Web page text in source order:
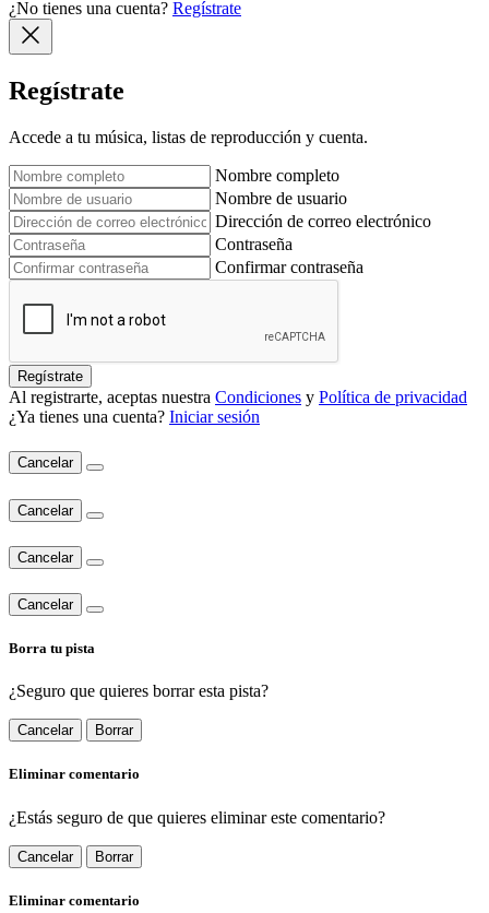
¿No tienes una cuenta? Regístrate
Regístrate
Accede a tu música, listas de reproducción y cuenta.
Nombre completo
Nombre de usuario
Dirección de correo electrónico
Contraseña
Confirmar contraseña
Regístrate
Al registrarte, aceptas nuestra Condiciones y Política de privacidad
¿Ya tienes una cuenta? Iniciar sesión
Cancelar
Cancelar
Cancelar
Cancelar
Borra tu pista
¿Seguro que quieres borrar esta pista?
Cancelar Borrar
Eliminar comentario
¿Estás seguro de que quieres eliminar este comentario?
Cancelar Borrar
Eliminar comentario